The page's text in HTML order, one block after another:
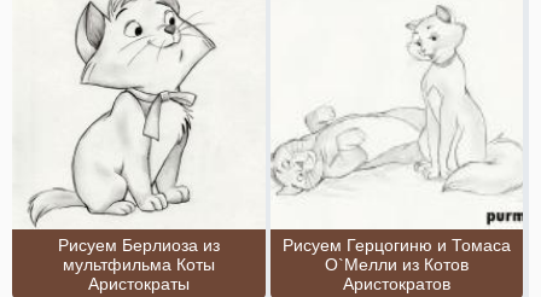
Рисуем Берлиоза из
мультфильма Коты
Аристократы
Рисуем Герцогиню и Томаса
О`Мелли из Котов
Аристократов